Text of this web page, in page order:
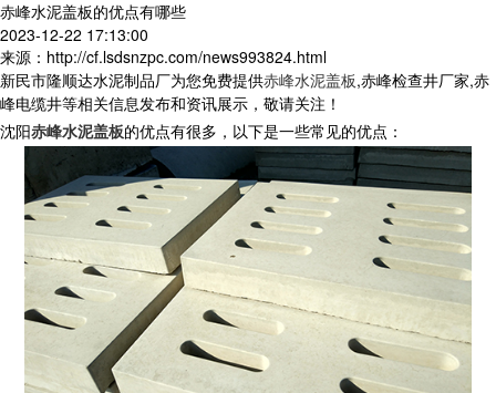
赤峰水泥盖板的优点有哪些
2023-12-22 17:13:00
来源：http://cf.lsdsnzpc.com/news993824.html
新民市隆顺达水泥制品厂为您免费提供赤峰水泥盖板,赤峰检查井厂家,赤
峰电缆井等相关信息发布和资讯展示，敬请关注！
沈阳赤峰水泥盖板的优点有很多，以下是一些常见的优点：